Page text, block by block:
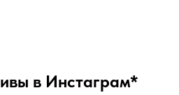
в Инстаграм*